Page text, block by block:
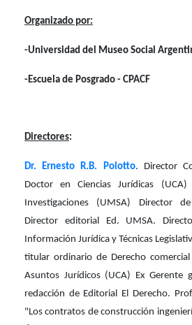
Organizado por:
-Universidad del Museo Social
-Escuela de Posgrado - CPACF
Directores:
Dr. Ernesto R.B. Polotto. Director
Doctor en Ciencias Jurídicas
Investigaciones (UMSA) Director
Director editorial Ed. UMSA.
Información Jurídica y Técnicas
titular ordinario de Derecho
Asuntos Jurídicos (UCA) Ex Gerente
redacción de Editorial El Derecho.
"Los contratos de construcción